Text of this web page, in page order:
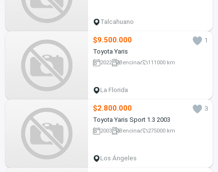
Talcahuano
$9.500.000
1
Toyota Yaris
2022 Bencina 111000 km
La Florida
$2.800.000
3
Toyota Yaris Sport 1.3 2003
2003 Bencina 275000 km
Los Ángeles